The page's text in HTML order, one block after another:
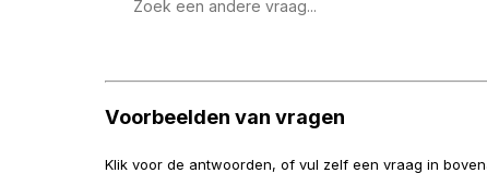
Voorbeelden van vragen
Klik voor de antwoorden, of vul zelf een vraag in